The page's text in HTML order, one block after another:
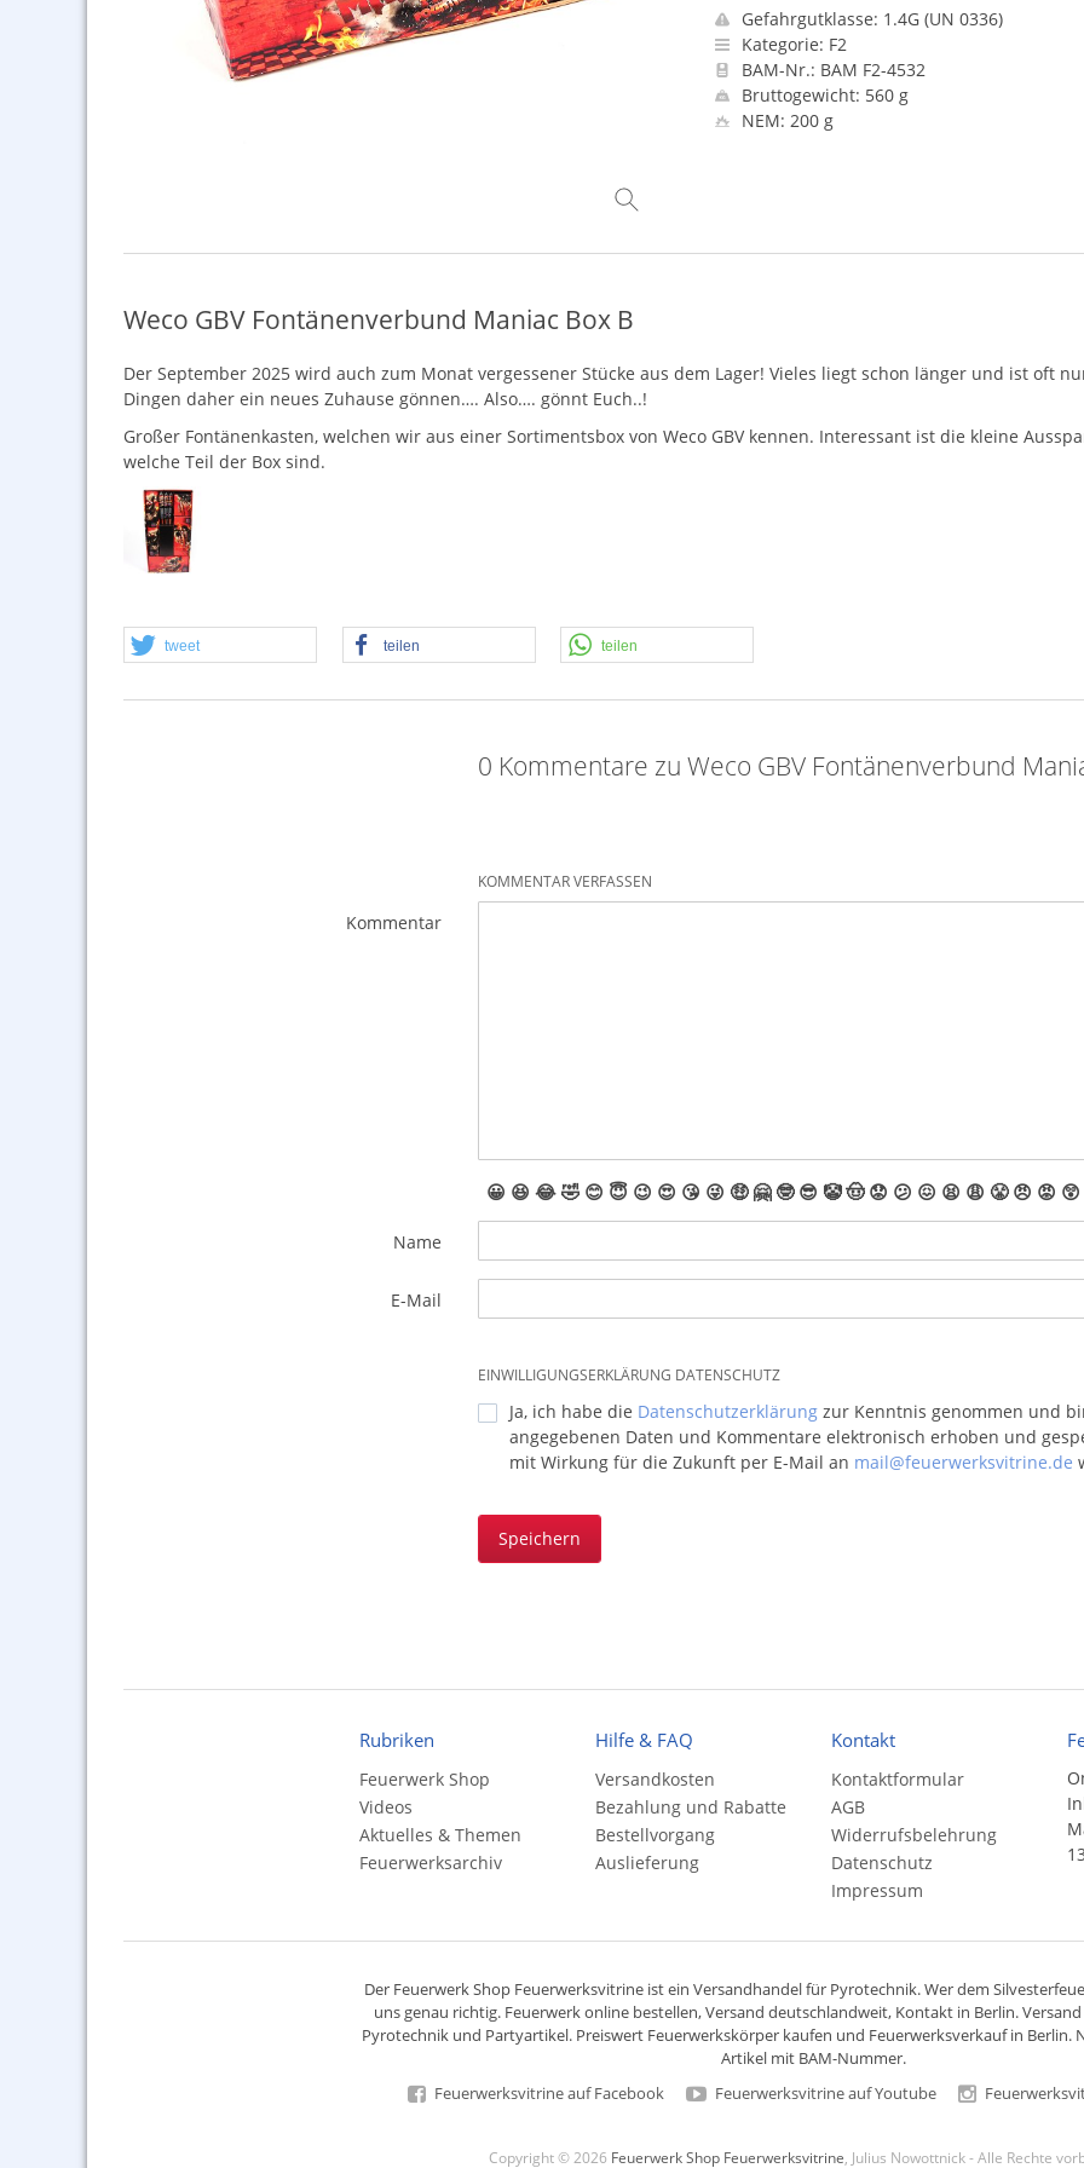
Gefahrgutklasse: 1.4G (UN 0336)
Kategorie: F2
BAM-Nr.: BAM F2-4532
Bruttogewicht: 560 g
NEM: 200 g
Weco GBV Fontänenverbund Maniac Box B
Der September 2025 wird auch zum Monat vergessener Stücke aus dem Lager! Vieles liegt schon länger und ist oft
Dingen daher ein neues Zuhause gönnen…. Also…. gönnt Euch..!
Großer Fontänenkasten, welchen wir aus einer Sortimentsbox von Weco GBVkennen. Interessant ist die kleine
welche Teil der Box sind.
tweet teilen teilen
0 Kommentare zu Weco GBV Fontänenverbund
KOMMENTAR VERFASSEN
Kommentar
😀 😆 😂🤣 😊 😇 😉 😍 😘 😜 🤑 🤗 🤓 😎 🤡🤠 😟 😕 😖 😫 😩 😤 😠 😡 😲
Name
E-Mail
EINWILLIGUNGSERKLÄRUNG DATENSCHUTZ
Ja, ich habe die Datenschutzerklärungzur Kenntnis genommen und
angegebenen Daten und Kommentare elektronisch erhoben und
mit Wirkung für die Zukunft per E-Mail an mail@feuerwerksvitrine.de
Speichern
Rubriken
Feuerwerk Shop
Videos
Aktuelles & Themen
Feuerwerksarchiv
Hilfe & FAQ
Versandkosten
Bezahlung und Rabatte
Bestellvorgang
Auslieferung
Kontakt
Kontaktformular
AGB
Widerrufsbelehrung
Datenschutz
Impressum
Der Feuerwerk Shop Feuerwerksvitrine ist ein Versandhandelfür Pyrotechnik. Wer dem
uns genau richtig. Feuerwerk online bestellen,Versand deutschlandweit, Kontakt in Berlin.
Pyrotechnikund Partyartikel. Preiswert Feuerwerkskörperkaufen und Feuerwerksverkauf in Berlin.
Artikel mit BAM-Nummer.
Feuerwerksvitrine auf Facebook
Feuerwerksvitrine auf Youtube
Copyright © 2026 Feuerwerk Shop Feuerwerksvitrine , Julius Nowottnick - Alle Rechte